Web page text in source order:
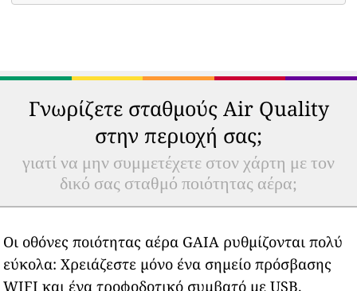
Γνωρίζετε σταθμούς Air Quality
στην περιοχή σας;
γιατί να μην συμμετέχετε στον χάρτη με τον
δικό σας σταθμό ποιότητας αέρα;
Οι οθόνες ποιότητας αέρα GAIA ρυθμίζονται πολύ
εύκολα: Χρειάζεστε μόνο ένα σημείο πρόσβασης
WIFI και ένα τροφοδοτικό συμβατό με USB.